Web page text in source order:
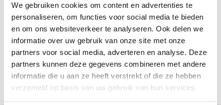
We gebruiken cookies om content en advertenties te
personaliseren, om functies voor social media te bieden
en om ons websiteverkeer te analyseren. Ook delen we
informatie over uw gebruik van onze site met onze
partners voor social media, adverteren en analyse. Deze
partners kunnen deze gegevens combineren met andere
informatie die u aan ze heeft verstrekt of die ze hebben
verzameld op basis van uw gebruik van hun services.
Cygnett Armoured
Braided USB-C to USB-A
Cable 1m Black
€ 23,95Incl. btw
€ 19,79 Excl. btw
Cygnett Armoured
Braided Lightning to USB-
A Cable 1m Black
€ 23,95Incl. btw
€ 19,79 Excl. btw